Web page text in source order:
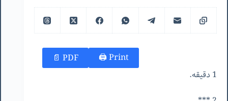
Print 🖨
PDF 📄
1 دقیقه.